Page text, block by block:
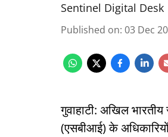
Sentinel Digital Desk
Published on: 03 Dec
गुवाहाटी: अखिल
(एसबीआई) के